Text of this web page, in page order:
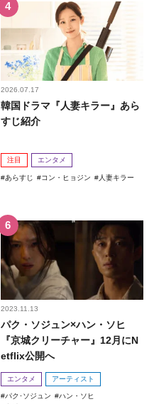
2026.07.17
韓国ドラマ『人妻キラー』あら
すじ紹介
注目 エンタメ
あらすじ コン・ヒョジン 人妻キラー
2023.11.13
パク・ソジュン×ハン・ソヒ
『京城クリーチャー』12月にN
etflix公開へ
エンタメ アーティスト
パク･ソジュン
ハン・ソヒ